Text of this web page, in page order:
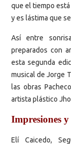
que el tiempo
y es lástima que
Así entre
preparados con
esta segunda
musical de Jorge
las obras
artista plástico
Impresiones y
Elí Caicedo,